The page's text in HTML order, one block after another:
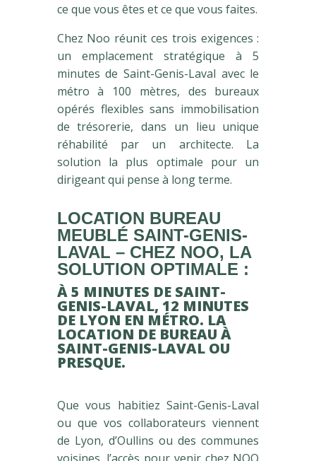
ce que vous êtes et ce que vous faites.
Chez Noo réunit ces trois exigences :
un emplacement stratégique à 5
minutes de Saint-Genis-Laval avec le
métro à 100 mètres, des bureaux
opérés flexibles sans immobilisation
de trésorerie, dans un lieu unique
réhabilité par un architecte. La
solution la plus optimale pour un
dirigeant qui pense à long terme.
LOCATION BUREAU
MEUBLÉ SAINT-GENIS-
LAVAL – CHEZ NOO, LA
SOLUTION OPTIMALE :
À 5 MINUTES DE SAINT-
GENIS-LAVAL, 12 MINUTES
DE LYON EN MÉTRO. LA
LOCATION DE BUREAU À
SAINT-GENIS-LAVAL OU
PRESQUE.
Que vous habitiez Saint-Genis-Laval
ou que vos collaborateurs viennent
de Lyon, d’Oullins ou des communes
voisines, l’accès pour venir chez NOO